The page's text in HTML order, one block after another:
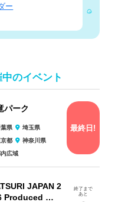
ー
のイベント
パーク
県
埼玉県
都
神奈川県
広域
最終日!
JAPAN 2
Produced …
終了まで
あと